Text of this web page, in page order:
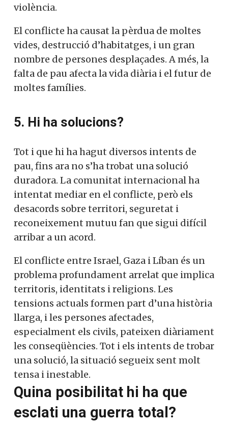
violència.
El conflicte ha causat la pèrdua de moltes
vides, destrucció d’habitatges, i un gran
nombre de persones desplaçades. A més, la
falta de pau afecta la vida diària i el futur de
moltes famílies.
5. Hi ha solucions?
Tot i que hi ha hagut diversos intents de
pau, fins ara no s’ha trobat una solució
duradora. La comunitat internacional ha
intentat mediar en el conflicte, però els
desacords sobre territori, seguretat i
reconeixement mutuu fan que sigui difícil
arribar a un acord.
El conflicte entre Israel, Gaza i Líban és un
problema profundament arrelat que implica
territoris, identitats i religions. Les
tensions actuals formen part d’una història
llarga, i les persones afectades,
especialment els civils, pateixen diàriament
les conseqüències. Tot i els intents de trobar
una solució, la situació segueix sent molt
tensa i inestable.
Quina posibilitat hi ha que
esclati una guerra total?